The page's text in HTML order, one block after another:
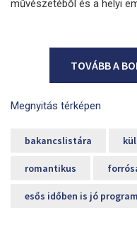
művészetéből és a helyi
TOVÁBB A
Megnyitás térképen
bakancslistára
romantikus
esős időben is jó program